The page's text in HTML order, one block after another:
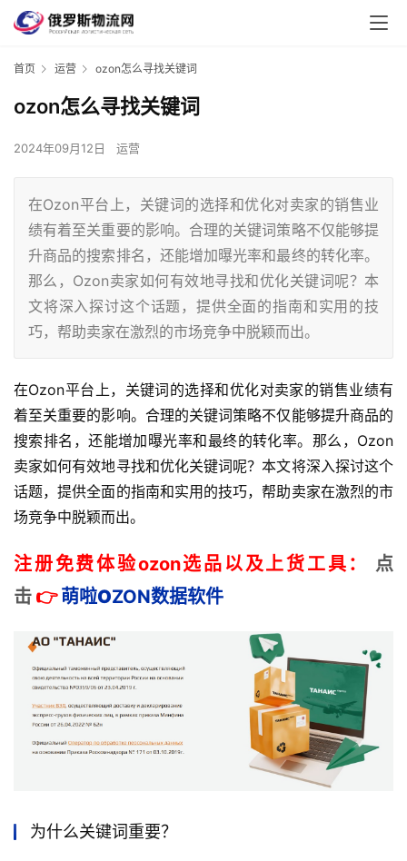
首页 运营 ozon怎么寻找关键词
ozon怎么寻找关键词
2024年09月12日 运营
在Ozon平台上，关键词的选择和优化对卖家的销售业
绩有着至关重要的影响。合理的关键词策略不仅能够提
升商品的搜索排名，还能增加曝光率和最终的转化率。
那么，Ozon卖家如何有效地寻找和优化关键词呢？本
文将深入探讨这个话题，提供全面的指南和实用的技
巧，帮助卖家在激烈的市场竞争中脱颖而出。
在Ozon平台上，关键词的选择和优化对卖家的销售业绩有
着至关重要的影响。合理的关键词策略不仅能够提升商品的
搜索排名，还能增加曝光率和最终的转化率。那么，Ozon
卖家如何有效地寻找和优化关键词呢？本文将深入探讨这个
话题，提供全面的指南和实用的技巧，帮助卖家在激烈的市
场竞争中脱颖而出。
注册免费体验ozon选品以及上货工具：
点
击 👉 萌啦OZON数据软件
为什么关键词重要？